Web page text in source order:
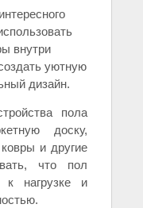
внутри
уютную
дизайн.
пола
доску,
и другие
что пол
к нагрузке и